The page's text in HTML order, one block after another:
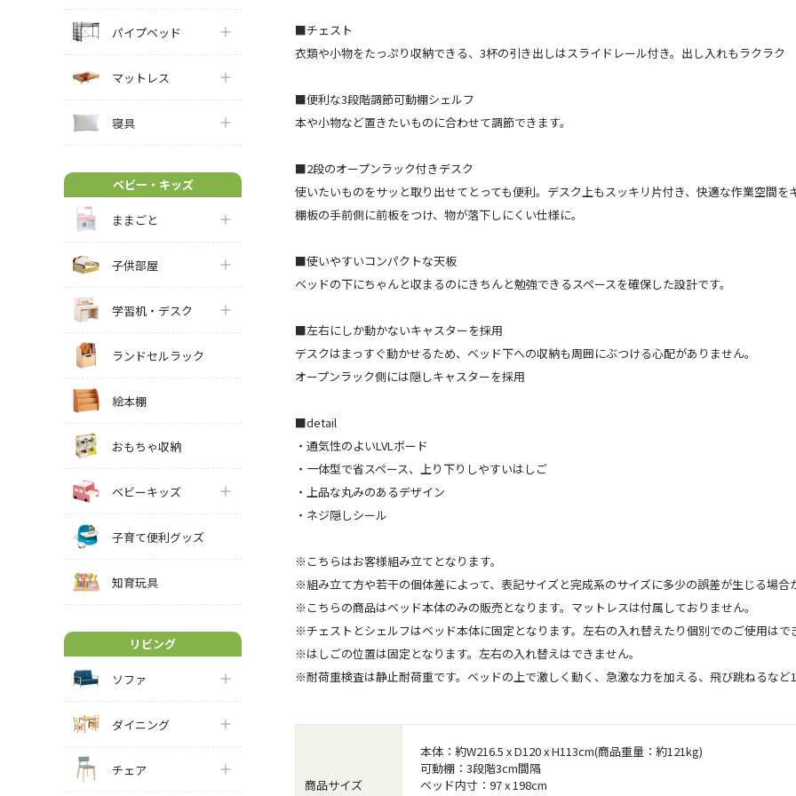
パイプベッド
マットレス
寝具
ベビー・キッズ
ままごと
子供部屋
学習机・デスク
ランドセルラック
絵本棚
おもちゃ収納
ベビーキッズ
子育て便利グッズ
知育玩具
リビング
ソファ
ダイニング
チェア
■チェスト
衣類や小物をたっぷり収納できる、3杯の引き出しはスライドレール付き。出し入れもラクラク
■便利な3段階調節可動棚シェルフ
本や小物など置きたいものに合わせて調節できます。
■2段のオープンラック付きデスク
使いたいものをサッと取り出せてとっても便利。デスク上もスッキリ片付き、快適な作業空間を
棚板の手前側に前板をつけ、物が落下しにくい仕様に。
■使いやすいコンパクトな天板
ベッドの下にちゃんと収まるのにきちんと勉強できるスペースを確保した設計です。
■左右にしか動かないキャスターを採用
デスクはまっすぐ動かせるため、ベッド下への収納も周囲にぶつける心配がありません。
オープンラック側には隠しキャスターを採用
■detail
・通気性のよいLVLボード
・一体型で省スペース、上り下りしやすいはしご
・上品な丸みのあるデザイン
・ネジ隠しシール
※こちらはお客様組み立てとなります。
※組み立て方や若干の個体差によって、表記サイズと完成系のサイズに多少の誤差が生じる場合
※こちらの商品はベッド本体のみの販売となります。マットレスは付属しておりません。
※チェストとシェルフはベッド本体に固定となります。左右の入れ替えたり個別でのご使用はで
※はしごの位置は固定となります。左右の入れ替えはできません。
※耐荷重検査は静止耐荷重です。ベッドの上で激しく動く、急激な力を加える、飛び跳ねるなど
商品サイズ
本体：約W216.5 x D120 x H113cm(商品重量：約121kg)
可動棚：3段階3cm間隔
ベッド内寸：97 x 198cm